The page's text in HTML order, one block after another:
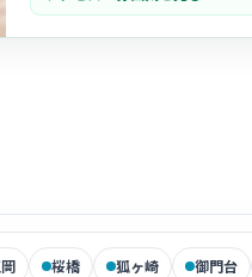
・院長先生がとても親切で丁寧
療を提供しようという前向きな活
桜橋 狐ヶ崎 御門台